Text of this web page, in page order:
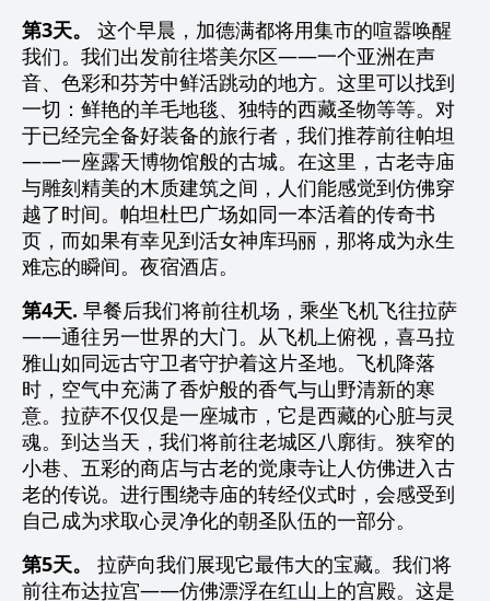
第3天。
这个早晨，加德满都将用集市的喧嚣唤醒
我们。我们出发前往塔美尔区——一个亚洲在声
音、色彩和芬芳中鲜活跳动的地方。这里可以找到
一切：鲜艳的羊毛地毯、独特的西藏圣物等等。对
于已经完全备好装备的旅行者，我们推荐前往帕坦
——一座露天博物馆般的古城。在这里，古老寺庙
与雕刻精美的木质建筑之间，人们能感觉到仿佛穿
越了时间。帕坦杜巴广场如同一本活着的传奇书
页，而如果有幸见到活女神库玛丽，那将成为永生
难忘的瞬间。夜宿酒店。
第4天. 早餐后我们将前往机场，乘坐飞机飞往拉萨
——通往另一世界的大门。从飞机上俯视，喜马拉
雅山如同远古守卫者守护着这片圣地。飞机降落
时，空气中充满了香炉般的香气与山野清新的寒
意。拉萨不仅仅是一座城市，它是西藏的心脏与灵
魂。到达当天，我们将前往老城区八廓街。狭窄的
小巷、五彩的商店与古老的觉康寺让人仿佛进入古
老的传说。进行围绕寺庙的转经仪式时，会感受到
自己成为求取心灵净化的朝圣队伍的一部分。
第5天。
拉萨向我们展现它最伟大的宝藏。我们将
前往布达拉宫——仿佛漂浮在红山上的宫殿。这是